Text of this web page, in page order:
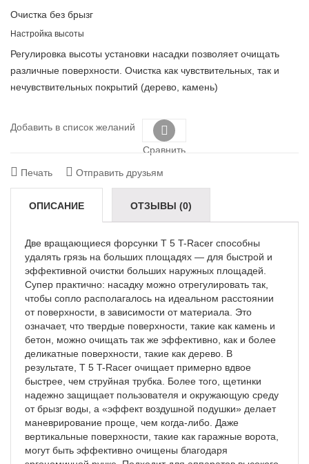
Очистка без брызг
Настройка высоты
Регулировка высоты установки насадки позволяет очищать
различные поверхности. Очистка как чувствительных, так и
нечувствительных покрытий (дерево, камень)
Добавить в список желаний
Сравнить
Печать Отправить друзьям
ОПИСАНИЕ ОТЗЫВЫ (0)
Две вращающиеся форсунки T 5 T-Racer способны
удалять грязь на больших площадях — для быстрой и
эффективной очистки больших наружных площадей.
Супер практично: насадку можно отрегулировать так,
чтобы сопло располагалось на идеальном расстоянии
от поверхности, в зависимости от материала. Это
означает, что твердые поверхности, такие как камень и
бетон, можно очищать так же эффективно, как и более
деликатные поверхности, такие как дерево. В
результате, T 5 T-Racer очищает примерно вдвое
быстрее, чем струйная трубка. Более того, щетинки
надежно защищает пользователя и окружающую среду
от брызг воды, а «эффект воздушной подушки» делает
маневрирование проще, чем когда-либо. Даже
вертикальные поверхности, такие как гаражные ворота,
могут быть эффективно очищены благодаря